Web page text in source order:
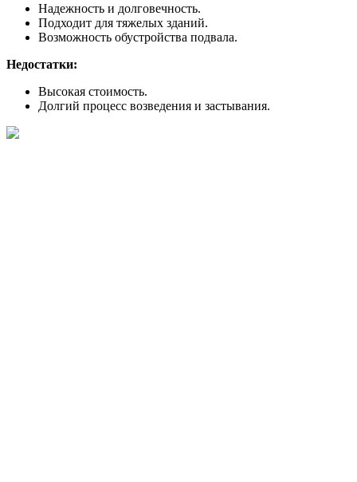
Надежность и долговечность.
Подходит для тяжелых зданий.
Возможность обустройства подвала.
Недостатки:
Высокая стоимость.
Долгий процесс возведения и застывания.